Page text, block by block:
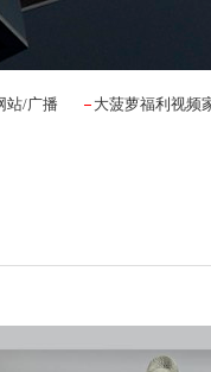
站/广播
大菠萝福利视频